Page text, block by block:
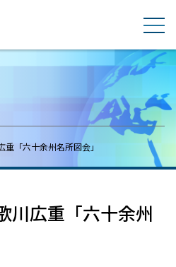
「六十余州名所図会」
川広重「六十余州